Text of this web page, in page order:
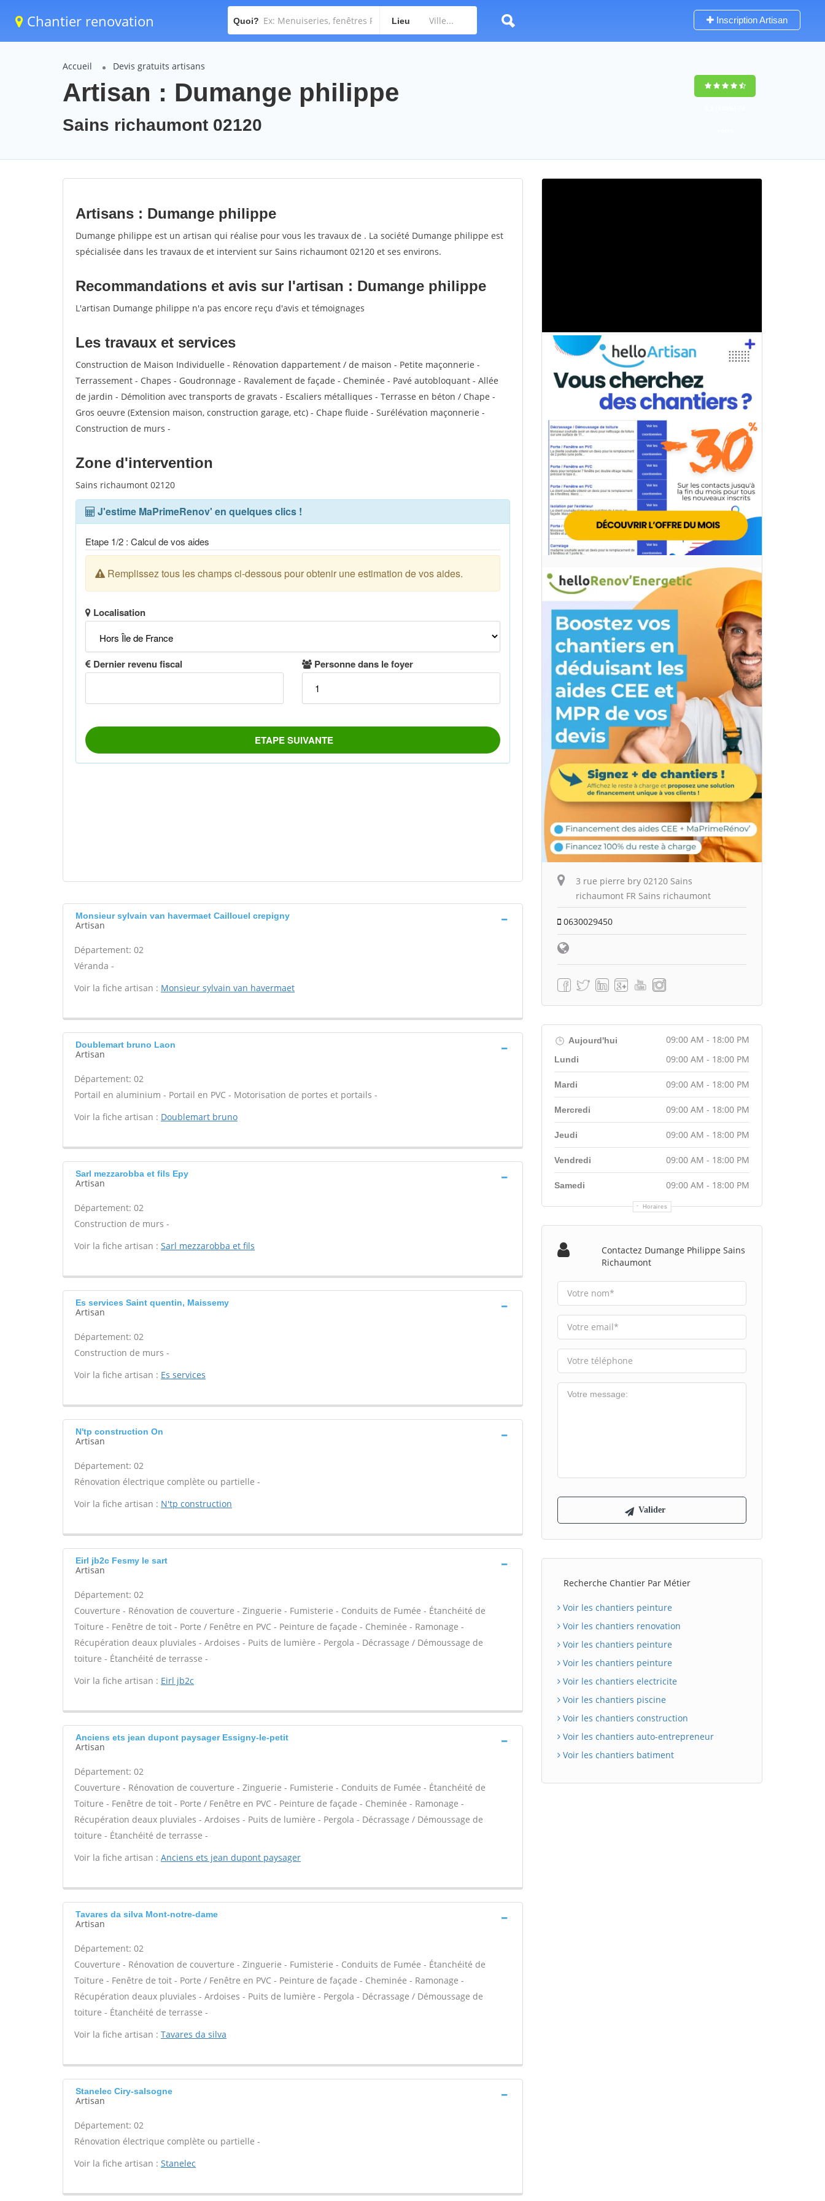
Chantier renovation Quoi? Lieu Inscription Artisan
Accueil Devis gratuits artisans
Artisan : Dumange philippe
Sains richaumont 02120
Artisans : Dumange philippe
Dumange philippe est un artisan qui réalise pour vous les travaux de . La société Dumange philippe est
spécialisée dans les travaux de et intervient sur Sains richaumont 02120 et ses environs.
Recommandations et avis sur l'artisan : Dumange philippe
L'artisan Dumange philippe n'a pas encore reçu d'avis et témoignages
Les travaux et services
Construction de Maison Individuelle - Rénovation dappartement / de maison - Petite maçonnerie -
Terrassement - Chapes - Goudronnage - Ravalement de façade - Cheminée - Pavé autobloquant - Allée
de jardin - Démolition avec transports de gravats - Escaliers métalliques - Terrasse en béton / Chape -
Gros oeuvre (Extension maison, construction garage, etc) - Chape fluide - Surélévation maçonnerie -
Construction de murs -
Zone d'intervention
Sains richaumont 02120
Monsieur sylvain van havermaet Caillouel crepigny
Artisan
Département: 02
Véranda -
Voir la fiche artisan : Monsieur sylvain van havermaet
Doublemart bruno Laon
Artisan
Département: 02
Portail en aluminium - Portail en PVC - Motorisation de portes et portails -
Voir la fiche artisan : Doublemart bruno
Sarl mezzarobba et fils Epy
Artisan
Département: 02
Construction de murs -
Voir la fiche artisan : Sarl mezzarobba et fils
Es services Saint quentin, Maissemy
Artisan
Département: 02
Construction de murs -
Voir la fiche artisan : Es services
N'tp construction On
Artisan
Département: 02
Rénovation électrique complète ou partielle -
Voir la fiche artisan : N'tp construction
Eirl jb2c Fesmy le sart
Artisan
Département: 02
Couverture - Rénovation de couverture - Zinguerie - Fumisterie - Conduits de Fumée - Étanchéité de
Toiture - Fenêtre de toit - Porte / Fenêtre en PVC - Peinture de façade - Cheminée - Ramonage -
Récupération deaux pluviales - Ardoises - Puits de lumière - Pergola - Décrassage / Démoussage de
toiture - Étanchéité de terrasse -
Voir la fiche artisan : Eirl jb2c
Anciens ets jean dupont paysager Essigny-le-petit
Artisan
Département: 02
Couverture - Rénovation de couverture - Zinguerie - Fumisterie - Conduits de Fumée - Étanchéité de
Toiture - Fenêtre de toit - Porte / Fenêtre en PVC - Peinture de façade - Cheminée - Ramonage -
Récupération deaux pluviales - Ardoises - Puits de lumière - Pergola - Décrassage / Démoussage de
toiture - Étanchéité de terrasse -
Voir la fiche artisan : Anciens ets jean dupont paysager
Tavares da silva Mont-notre-dame
Artisan
Département: 02
Couverture - Rénovation de couverture - Zinguerie - Fumisterie - Conduits de Fumée - Étanchéité de
Toiture - Fenêtre de toit - Porte / Fenêtre en PVC - Peinture de façade - Cheminée - Ramonage -
Récupération deaux pluviales - Ardoises - Puits de lumière - Pergola - Décrassage / Démoussage de
toiture - Étanchéité de terrasse -
Voir la fiche artisan : Tavares da silva
Stanelec Ciry-salsogne
Artisan
Département: 02
Rénovation électrique complète ou partielle -
Voir la fiche artisan : Stanelec
3 rue pierre bry 02120 Sains
richaumont FR Sains richaumont
0630029450
Aujourd'hui 09:00 AM - 18:00 PM
Horaires
Lundi 09:00 AM - 18:00 PM
Mardi 09:00 AM - 18:00 PM
Mercredi 09:00 AM - 18:00 PM
Jeudi 09:00 AM - 18:00 PM
Vendredi 09:00 AM - 18:00 PM
Samedi 09:00 AM - 18:00 PM
Contactez Dumange Philippe Sains
Richaumont
Recherche Chantier Par Métier
Voir les chantiers peinture
Voir les chantiers renovation
Voir les chantiers peinture
Voir les chantiers peinture
Voir les chantiers electricite
Voir les chantiers piscine
Voir les chantiers construction
Voir les chantiers auto-entrepreneur
Voir les chantiers batiment